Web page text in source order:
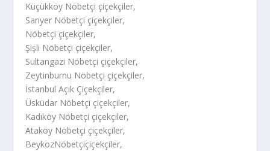
Küçükköy Nöbetçi çiçekçiler,
Sarıyer Nöbetçi çiçekçiler,
Nöbetçi çiçekçiler,
Şişli Nöbetçi çiçekçiler,
Sultangazi Nöbetçi çiçekçiler,
Zeytinburnu Nöbetçi çiçekçiler,
İstanbul Açık Çiçekçiler,
Üsküdar Nöbetçi çiçekçiler,
Kadıköy Nöbetçi çiçekçiler,
Ataköy Nöbetçi çiçekçiler,
BeykozNöbetçiçiçekçiler,